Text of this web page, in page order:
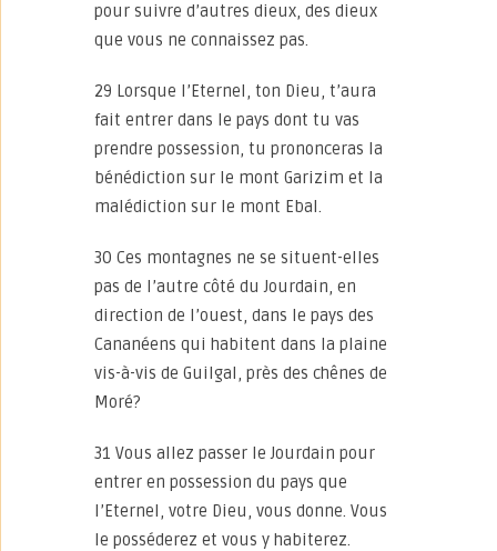
pour suivre d’autres dieux, des dieux
que vous ne connaissez pas.
29 Lorsque l’Eternel, ton Dieu, t’aura
fait entrer dans le pays dont tu vas
prendre possession, tu prononceras la
bénédiction sur le mont Garizim et la
malédiction sur le mont Ebal.
30 Ces montagnes ne se situent-elles
pas de l’autre côté du Jourdain, en
direction de l’ouest, dans le pays des
Cananéens qui habitent dans la plaine
vis-à-vis de Guilgal, près des chênes de
Moré?
31 Vous allez passer le Jourdain pour
entrer en possession du pays que
l’Eternel, votre Dieu, vous donne. Vous
le posséderez et vous y habiterez.